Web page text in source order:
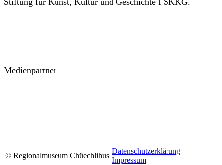
Stiftung für Kunst, Kultur und Geschichte I SKKG.
Medienpartner
© Regionalmuseum Chüechlihus
Datenschutzerklärung |
Impressum